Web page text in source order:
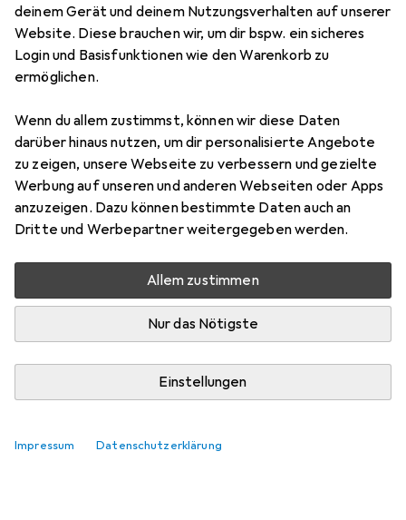
deinem Gerät und deinem Nutzungsverhalten auf unserer
Website. Diese brauchen wir, um dir bspw. ein sicheres
Login und Basisfunktionen wie den Warenkorb zu
ermöglichen.
Wenn du allem zustimmst, können wir diese Daten
darüber hinaus nutzen, um dir personalisierte Angebote
zu zeigen, unsere Webseite zu verbessern und gezielte
Werbung auf unseren und anderen Webseiten oder Apps
anzuzeigen. Dazu können bestimmte Daten auch an
Dritte und Werbepartner weitergegeben werden.
Allem zustimmen
Nur das Nötigste
Einstellungen
Impressum Datenschutzerklärung